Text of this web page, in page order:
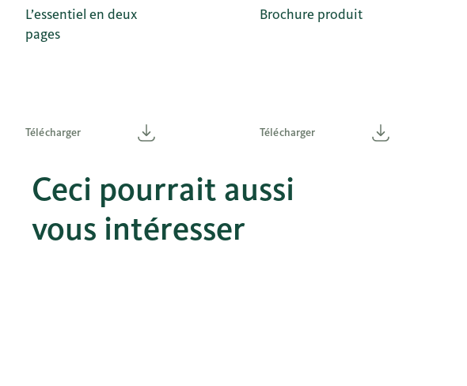
L’essentiel en deux
pages
Télécharger
Brochure produit
Télécharger
Ceci pourrait aussi
vous intéresser